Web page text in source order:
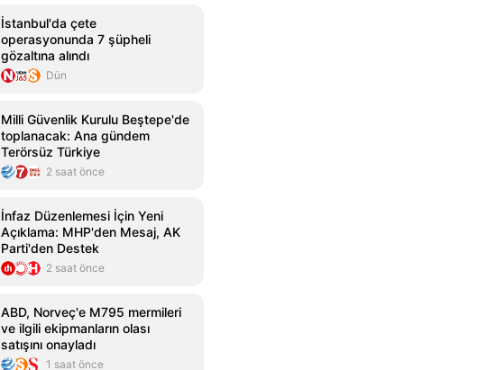
İstanbul'da çete
operasyonunda 7 şüpheli
gözaltına alındı
Dün
Milli Güvenlik Kurulu Beştepe'de
toplanacak: Ana gündem
Terörsüz Türkiye
2 saat önce
İnfaz Düzenlemesi İçin Yeni
Açıklama: MHP'den Mesaj, AK
Parti'den Destek
2 saat önce
ABD, Norveç'e M795 mermileri
ve ilgili ekipmanların olası
satışını onayladı
1 saat önce